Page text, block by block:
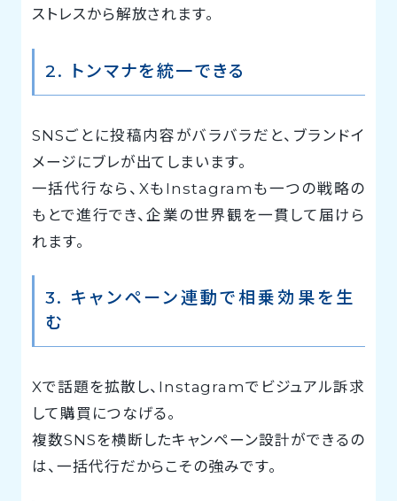
ストレスから解放されます。
2. トンマナを統一できる
SNSごとに投稿内容がバラバラだと、ブランドイ
メージにブレが出てしまいます。
一括代行なら、XもInstagramも一つの戦略の
もとで進行でき、企業の世界観を一貫して届けら
れます。
3. キャンペーン連動で相乗効果を生
む
Xで話題を拡散し、Instagramでビジュアル訴求
して購買につなげる。
複数SNSを横断したキャンペーン設計ができるの
は、一括代行だからこその強みです。